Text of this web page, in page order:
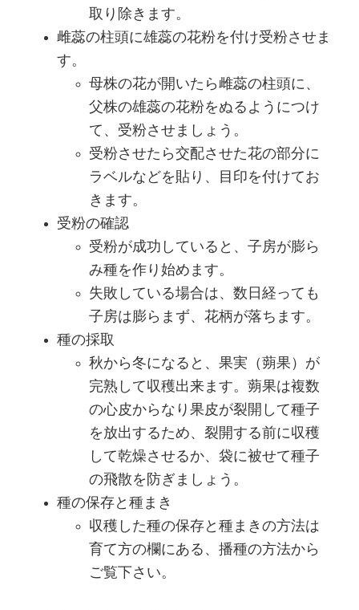
取り除きます。
雌蕊の柱頭に雄蕊の花粉を付け受粉させま
す。
母株の花が開いたら雌蕊の柱頭に、
父株の雄蕊の花粉をぬるようにつけ
て、受粉させましょう。
受粉させたら交配させた花の部分に
ラベルなどを貼り、目印を付けてお
きます。
受粉の確認
受粉が成功していると、子房が膨ら
み種を作り始めます。
失敗している場合は、数日経っても
子房は膨らまず、花柄が落ちます。
種の採取
秋から冬になると、果実（蒴果）が
完熟して収穫出来ます。蒴果は複数
の心皮からなり果皮が裂開して種子
を放出するため、裂開する前に収穫
して乾燥させるか、袋に被せて種子
の飛散を防ぎましょう。
種の保存と種まき
収穫した種の保存と種まきの方法は
育て方の欄にある、播種の方法から
ご覧下さい。